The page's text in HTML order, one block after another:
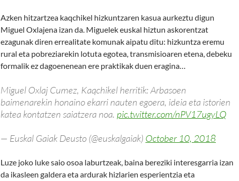
Azken hitzartzea kaqchikel hizkuntzaren kasua aurkeztu digun
Miguel Oxlajena izan da. Miguelek euskal hiztun askorentzat
ezagunak diren errealitate komunak aipatu ditu: hizkuntza eremu
rural eta pobreziarekin lotuta egotea, transmisioaren etena, debeku
formalik ez dagoenenean ere praktikak duen eragina…
Miguel Oxlaj Cumez, Kaqchikel herritik: Arbasoen
baimenarekin honaino ekarri nauten egoera, ideia eta istorien
katea kontatzen saiatzera noa. pic.twitter.com/nPV17ugyLQ
— Euskal Gaiak Deusto (@euskalgaiak) October 10, 2018
Luze joko luke saio osoa laburtzeak, baina bereziki interesgarria izan
da ikasleen galdera eta ardurak hizlarien esperientzia eta